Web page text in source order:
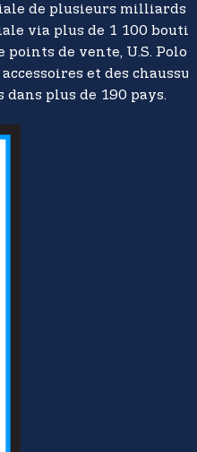
de plusieurs milliards
via plus de 1 100
de vente, U.S. Polo
et des
dans plus de 190 pays.